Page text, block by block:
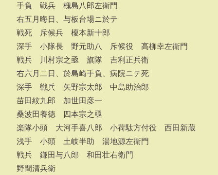
手負 戦兵 槐島八郎左衛門
右五月晦日、与板台場ニ於テ
戦死 斥候兵 榎本新十郎
深手 小隊長 野元助八 斥候役 高柳幸左衛門
戦兵 川村宗之亟 旗隊 吉利正兵衛
右六月二日、於島崎手負、病院ニテ死
深手 戦兵 矢野宗太郎 中島助治郎
苗田紋九郎 加世田彦一
桑波田養徳 四本宗之亟
楽隊小頭 大河手喜八郎 小荷駄方付役 西田新蔵
浅手 小頭 土岐半助 湯地源左衛門
戦兵 鎌田与八郎 和田壮右衛門
野間清兵衛